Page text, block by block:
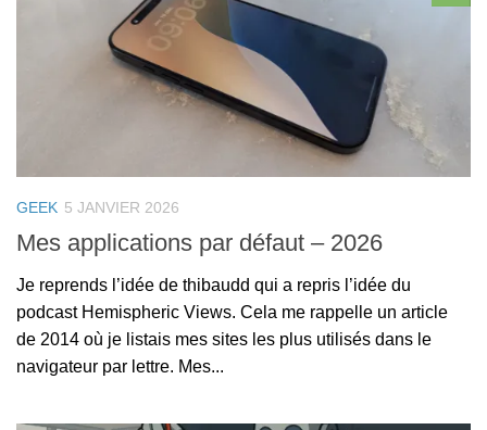
GEEK 5 JANVIER 2026
Mes applications par défaut – 2026
Je reprends l’idée de thibaudd qui a repris l’idée du
podcast Hemispheric Views. Cela me rappelle un article
de 2014 où je listais mes sites les plus utilisés dans le
navigateur par lettre. Mes...